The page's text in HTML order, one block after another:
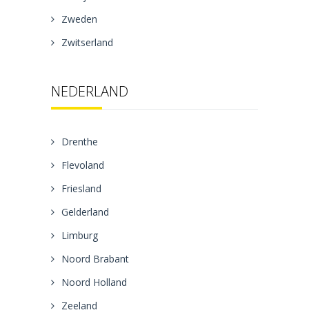
Zweden
Zwitserland
NEDERLAND
Drenthe
Flevoland
Friesland
Gelderland
Limburg
Noord Brabant
Noord Holland
Zeeland